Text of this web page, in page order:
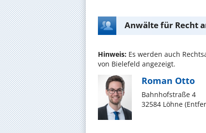
Anwälte für Recht
Hinweis: Es werden auch
von Bielefeld angezeigt.
Roman Otto
Bahnhofstraße 4
32584 Löhne